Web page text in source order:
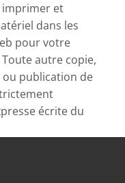
imprimer et
dans les
pour votre
autre copie,
publication de
écrite du